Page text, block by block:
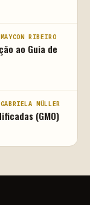
RIBEIRO
ao Guia de
MÜLLER
(GMO)